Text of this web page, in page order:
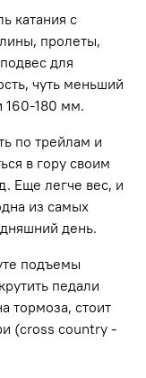
катания с
пролеты,
для
чуть меньший
160-180 мм.
по трейлам и
в гору своим
Еще легче вес, и
из самых
день.
подъемы
педали
тормоза, стоит
(cross country -